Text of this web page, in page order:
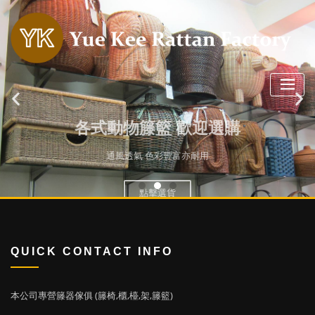
各式動物籐籃 歡迎選購
通風透氣 色彩豐富亦耐用
點擊選貨
QUICK CONTACT INFO
本公司專營籐器傢俱 (籐椅,櫃,檯,架,籐籃)